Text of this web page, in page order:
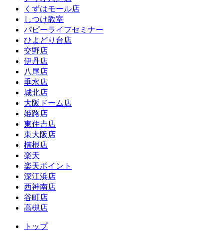
くずはモール店
しつけ教室
パピーライフセミナー
ひよどり台店
交野店
伊丹店
八尾店
垂水店
城北店
大阪ドーム店
姫路店
東住吉店
東大阪店
楠根店
楽天
楽天ポイント
深江浜店
西神南店
谷町店
高槻店
トップ